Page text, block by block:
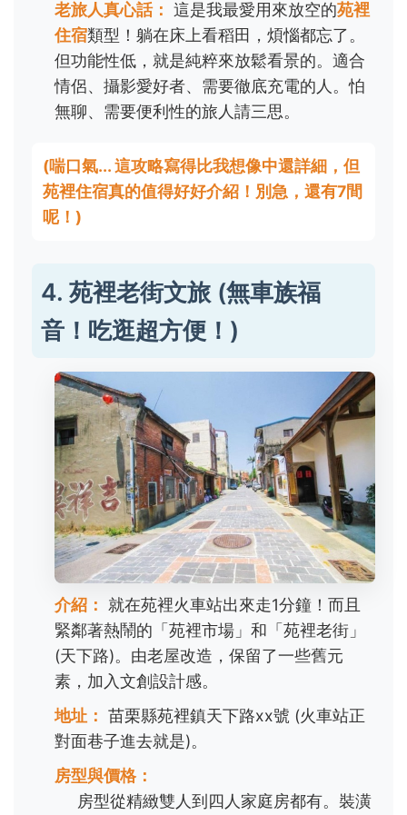
老旅人真心話： 這是我最愛用來放空的苑裡
住宿類型！躺在床上看稻田，煩惱都忘了。
但功能性低，就是純粹來放鬆看景的。適合
情侶、攝影愛好者、需要徹底充電的人。怕
無聊、需要便利性的旅人請三思。
(喘口氣... 這攻略寫得比我想像中還詳細，但
苑裡住宿真的值得好好介紹！別急，還有7間
呢！)
4. 苑裡老街文旅 (無車族福
音！吃逛超方便！)
介紹：
就在苑裡火車站出來走1分鐘！而且
緊鄰著熱鬧的「苑裡市場」和「苑裡老街」
(天下路)。由老屋改造，保留了一些舊元
素，加入文創設計感。
地址： 苗栗縣苑裡鎮天下路xx號 (火車站正
對面巷子進去就是)。
房型與價格：
房型從精緻雙人到四人家庭房都有。裝潢